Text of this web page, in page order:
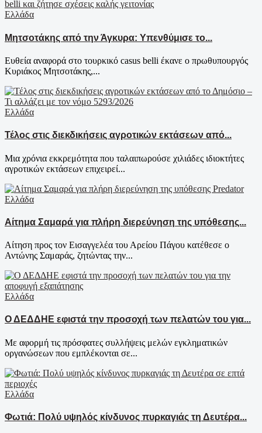
Ελλάδα
Μητσοτάκης από την Άγκυρα: Υπενθύμισε το...
Ευθεία αναφορά στο τουρκικό casus belli έκανε ο πρωθυπουργός
Κυριάκος Μητσοτάκης,...
Ελλάδα
Τέλος στις διεκδικήσεις αγροτικών εκτάσεων από...
Μια χρόνια εκκρεμότητα που ταλαιπωρούσε χιλιάδες ιδιοκτήτες
αγροτικών εκτάσεων επιχειρεί...
Ελλάδα
Αίτημα Σαμαρά για πλήρη διερεύνηση της υπόθεσης...
Αίτηση προς τον Εισαγγελέα του Αρείου Πάγου κατέθεσε ο
Αντώνης Σαμαράς, ζητώντας την...
Ελλάδα
Ο ΔΕΔΔΗΕ εφιστά την προσοχή των πελατών του για...
Με αφορμή τις πρόσφατες συλλήψεις μελών εγκληματικών
οργανώσεων που εμπλέκονται σε...
Ελλάδα
Φωτιά: Πολύ υψηλός κίνδυνος πυρκαγιάς τη Δευτέρα...